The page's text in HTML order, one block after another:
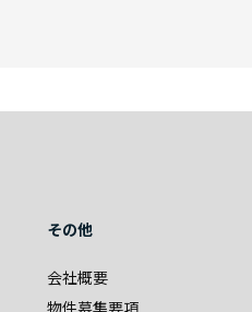
その他
会社概要
物件募集要項